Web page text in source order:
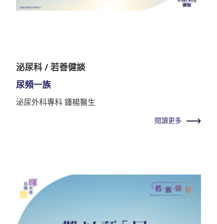
泌尿科 / 若善健談
尿頻一族
泌尿外科專科 鍾楊醫生
閱讀更多